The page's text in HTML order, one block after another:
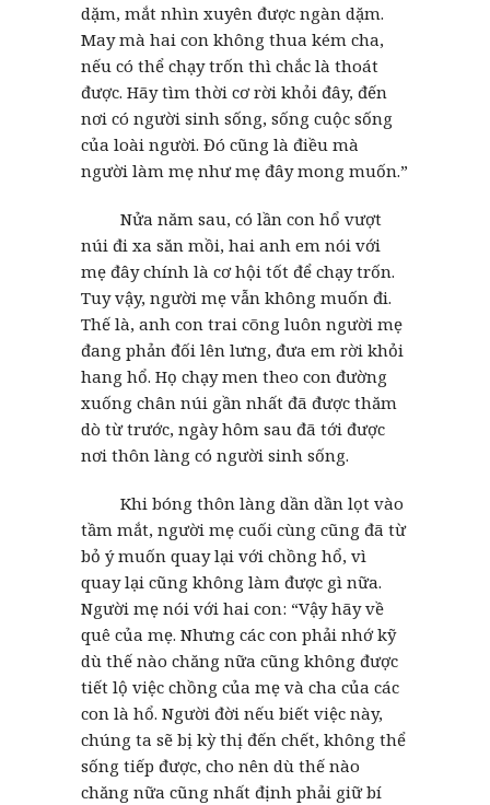
dặm, mắt nhìn xuyên được ngàn dặm.
May mà hai con không thua kém cha,
nếu có thể chạy trốn thì chắc là thoát
được. Hãy tìm thời cơ rời khỏi đây, đến
nơi có người sinh sống, sống cuộc sống
của loài người. Đó cũng là điều mà
người làm mẹ như mẹ đây mong muốn.”
Nửa năm sau, có lần con hổ vượt
núi đi xa săn mồi, hai anh em nói với
mẹ đây chính là cơ hội tốt để chạy trốn.
Tuy vậy, người mẹ vẫn không muốn đi.
Thế là, anh con trai cõng luôn người mẹ
đang phản đối lên lưng, đưa em rời khỏi
hang hổ. Họ chạy men theo con đường
xuống chân núi gần nhất đã được thăm
dò từ trước, ngày hôm sau đã tới được
nơi thôn làng có người sinh sống.
Khi bóng thôn làng dần dần lọt vào
tầm mắt, người mẹ cuối cùng cũng đã từ
bỏ ý muốn quay lại với chồng hổ, vì
quay lại cũng không làm được gì nữa.
Người mẹ nói với hai con: “Vậy hãy về
quê của mẹ. Nhưng các con phải nhớ kỹ
dù thế nào chăng nữa cũng không được
tiết lộ việc chồng của mẹ và cha của các
con là hổ. Người đời nếu biết việc này,
chúng ta sẽ bị kỳ thị đến chết, không thể
sống tiếp được, cho nên dù thế nào
chăng nữa cũng nhất định phải giữ bí